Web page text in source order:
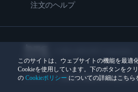
このサイトは、ウェブサイトの機能を最適
Cookieを使用しています。下のボタンをク
の Cookieポリシー についての詳細はこちら
注文のヘルプ
プライバシー連絡先:Global-